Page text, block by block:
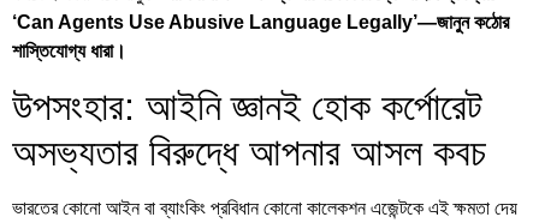
‘Can Agents Use Abusive Language Legally’—জানুন কঠোর
শাস্তিযোগ্য ধারা।
উপসংহার: আইনি জ্ঞানই হোক কর্পোরেট
অসভ্যতার বিরুদ্ধে আপনার আসল কবচ
ভারতের কোনো আইন বা ব্যাংকিং প্রবিধান কোনো কালেকশন এজেন্টকে এই ক্ষমতা দেয়